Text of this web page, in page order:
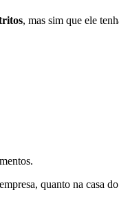
, mas sim que ele
quanto na casa